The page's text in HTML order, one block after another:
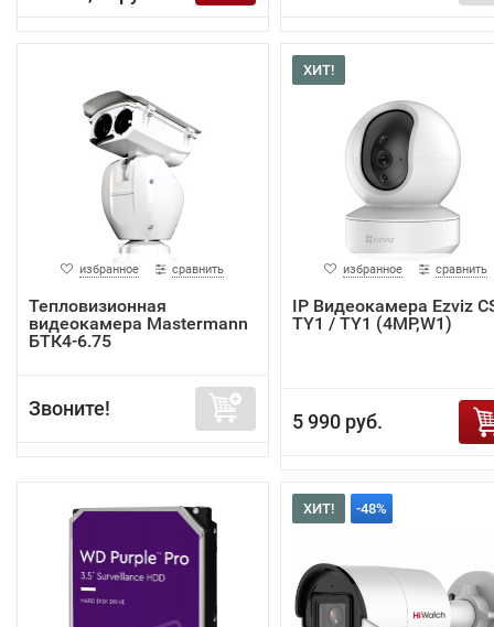
избранное сравнить
Тепловизионная
видеокамера Mastermann
БТК4-6.75
Звоните!
ХИТ!
избранное сравнить
IP Видеокамера Ezviz
TY1 / TY1 (4MP,W1)
5 990 руб.
ХИТ! -48%